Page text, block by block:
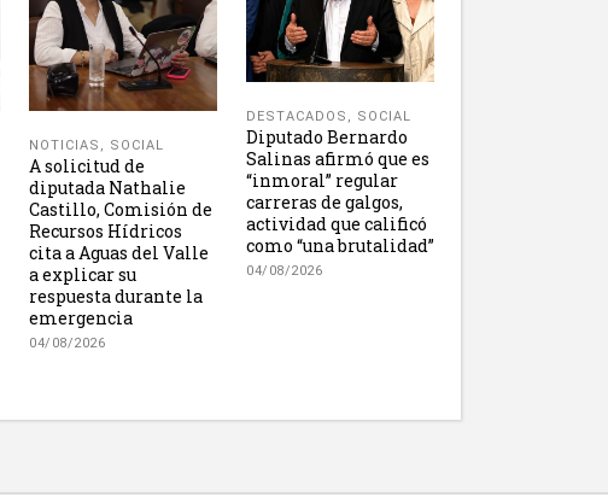
NOTICIAS , SOCIAL
A solicitud de
diputada Nathalie
Castillo, Comisión de
Recursos Hídricos
cita a Aguas del Valle
a explicar su
respuesta durante la
emergencia
04/08/2026
DESTACADOS , SOCIAL
Diputado Bernardo
Salinas afirmó que es
“inmoral” regular
carreras de galgos,
actividad que calificó
como “una brutalidad”
04/08/2026